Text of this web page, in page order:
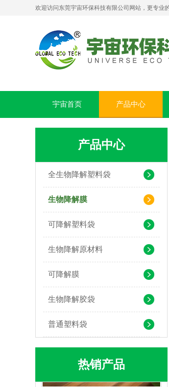
欢迎访问东莞宇宙环保科技有限公司网站，更专业
宇宙首页 产品中心
产品中心
全生物降解塑料袋
生物降解膜
可降解塑料袋
生物降解原材料
可降解膜
生物降解胶袋
普通塑料袋
热销产品
可堆肥生物降解服装手挽袋 环保购物手提袋按需定制印刷
pla+pbat全生物降解奶茶打包袋 手提袋外卖包装